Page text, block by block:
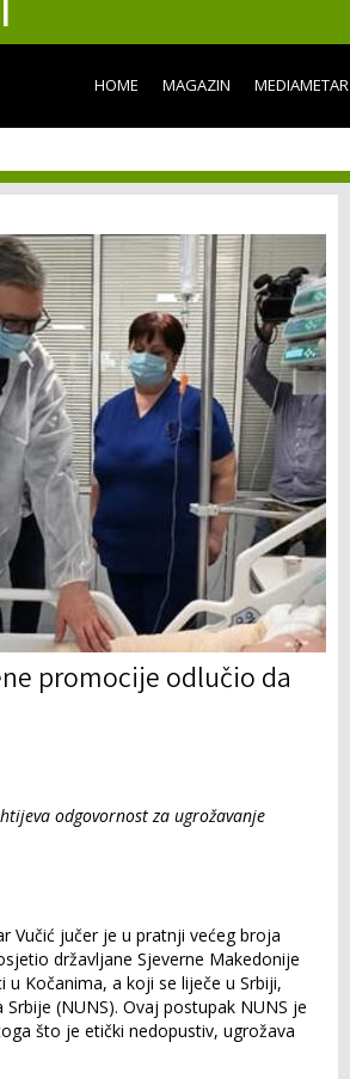
content
HOME MAGAZIN MEDIAMETAR
promocije odlučio da
odgovornost za ugrožavanje
Vučić jučer je u pratnji većeg broja
državljane Sjeverne Makedonije
Kočanima, a koji se liječe u Srbiji,
(NUNS). Ovaj postupak NUNS je
što je etički nedopustiv, ugrožava